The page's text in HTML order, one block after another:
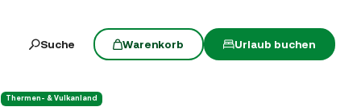
Suche Warenkorb
Produkte Urlaub buchen
Thermen- & Vulkanland